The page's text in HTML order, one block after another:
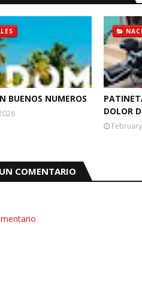
BUENOS NUMEROS
DOLOR
COMENTARIO